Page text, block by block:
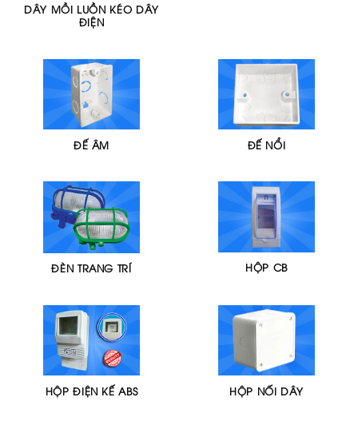
DÂY MỒI LUỒN KÉO DÂY
ĐIỆN
ĐẾ ÂM ĐẾ NỔI
ĐÈN TRANG TRÍ HỘP CB
HỘP ĐIỆN KẾ ABS HỘP NỐI DÂY